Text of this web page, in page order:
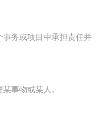
务或项目中承担责任并
事物或某人。